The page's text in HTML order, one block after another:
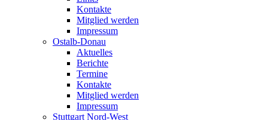
Kontakte
Mitglied werden
Impressum
Ostalb-Donau
Aktuelles
Berichte
Termine
Kontakte
Mitglied werden
Impressum
Stuttgart Nord-West